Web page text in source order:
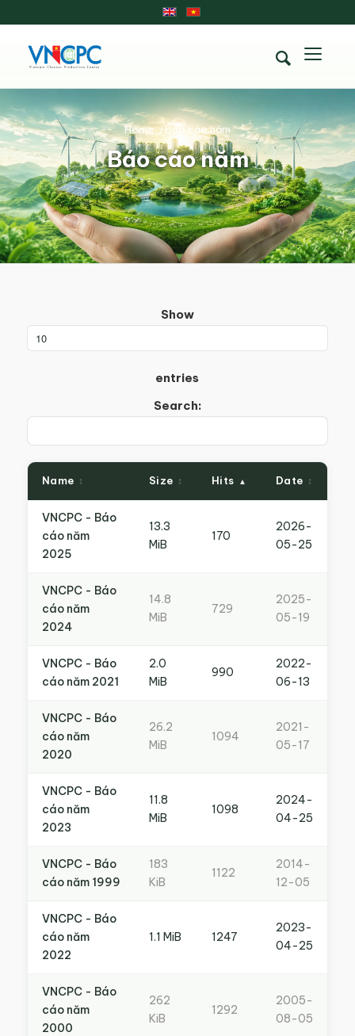
Báo cáo năm
Home /Báo cáo năm
Show
entries
Search:
Name Size Hits Date
VNCPC - Báo
cáo năm
2025
13.3
MiB
170
2026-
05-25
VNCPC - Báo
cáo năm
2024
14.8
MiB
729
2025-
05-19
VNCPC - Báo
cáo năm 2021
2.0
MiB
990
2022-
06-13
VNCPC - Báo
cáo năm
2020
26.2
MiB
1094
2021-
05-17
VNCPC - Báo
cáo năm
2023
11.8
MiB
1098
2024-
04-25
VNCPC - Báo
cáo năm 1999
183
KiB
1122
2014-
12-05
VNCPC - Báo
cáo năm
2022
1.1 MiB 1247
2023-
04-25
VNCPC - Báo
cáo năm
2000
262
KiB
1292
2005-
08-05